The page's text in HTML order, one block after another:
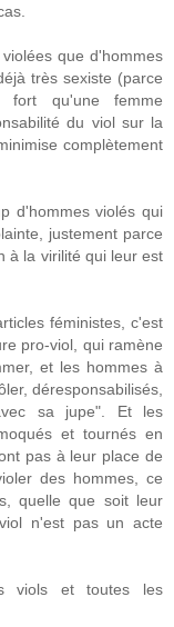
que d'hommes
très sexiste (parce
fort qu'une femme
du viol sur la
complètement
d'hommes violés qui
justement parce
à la virilité qui leur est
féministes, c'est
pro-viol, qui ramène
et les hommes à
déresponsabilisés,
sa jupe". Et les
et tournés en
pas à leur place de
des hommes, ce
quelle que soit leur
n'est pas un acte
viols et toutes les